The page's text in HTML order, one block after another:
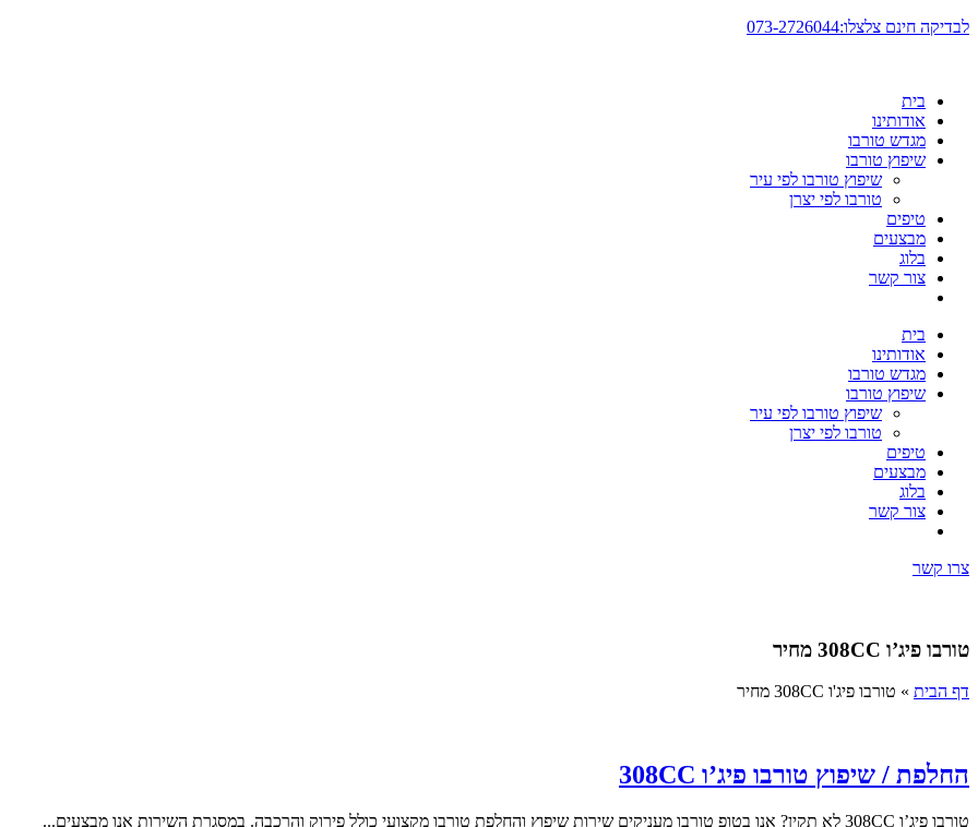
דלג
לבדיקה חינם צלצלו:073-2726044
בית
אודותינו
מגדש טורבו
שיפוץ טורבו
שיפוץ טורבו לפי עיר
טורבו לפי יצרן
טיפים
מבצעים
בלוג
צור קשר
בית
אודותינו
מגדש טורבו
שיפוץ טורבו
שיפוץ טורבו לפי עיר
טורבו לפי יצרן
טיפים
מבצעים
בלוג
צור קשר
צרו קשר
טורבו פיג’ו 308CC מחיר
דף הבית » טורבו פיג'ו 308CC מחיר
החלפת / שיפוץ טורבו פיג’ו 308CC
טורבו פיג’ו 308CC לא תקין? אנו בטופ טורבו מעניקים שירות שיפוץ והחלפת טורבו מקצועי כולל פירוק והרכבה. במסגרת השירות אנו מבצעים...